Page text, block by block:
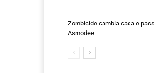
Zombicide cambia casa e
Asmodee